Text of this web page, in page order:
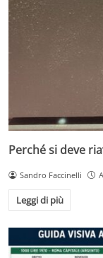
Perché si deve
Sandro Faccinelli
Leggi di più